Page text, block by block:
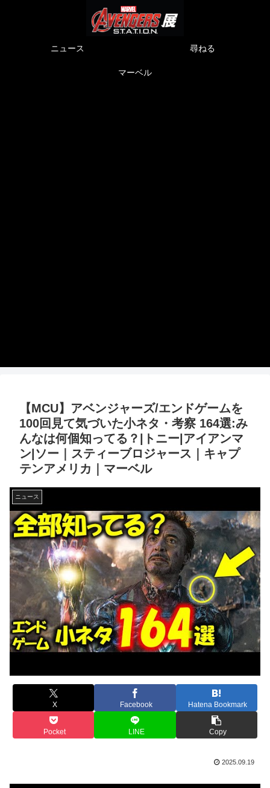
ニュース 尋ねる
マーベル
【MCU】アベンジャーズ/エンドゲームを
100回見て気づいた小ネタ・考察 164選:み
んなは何個知ってる？|トニー|アイアンマ
ン|ソー｜スティーブロジャース｜キャプ
テンアメリカ｜マーベル
ニュース
X Facebook Hatena Bookmark
Pocket LINE Copy
2025.09.19